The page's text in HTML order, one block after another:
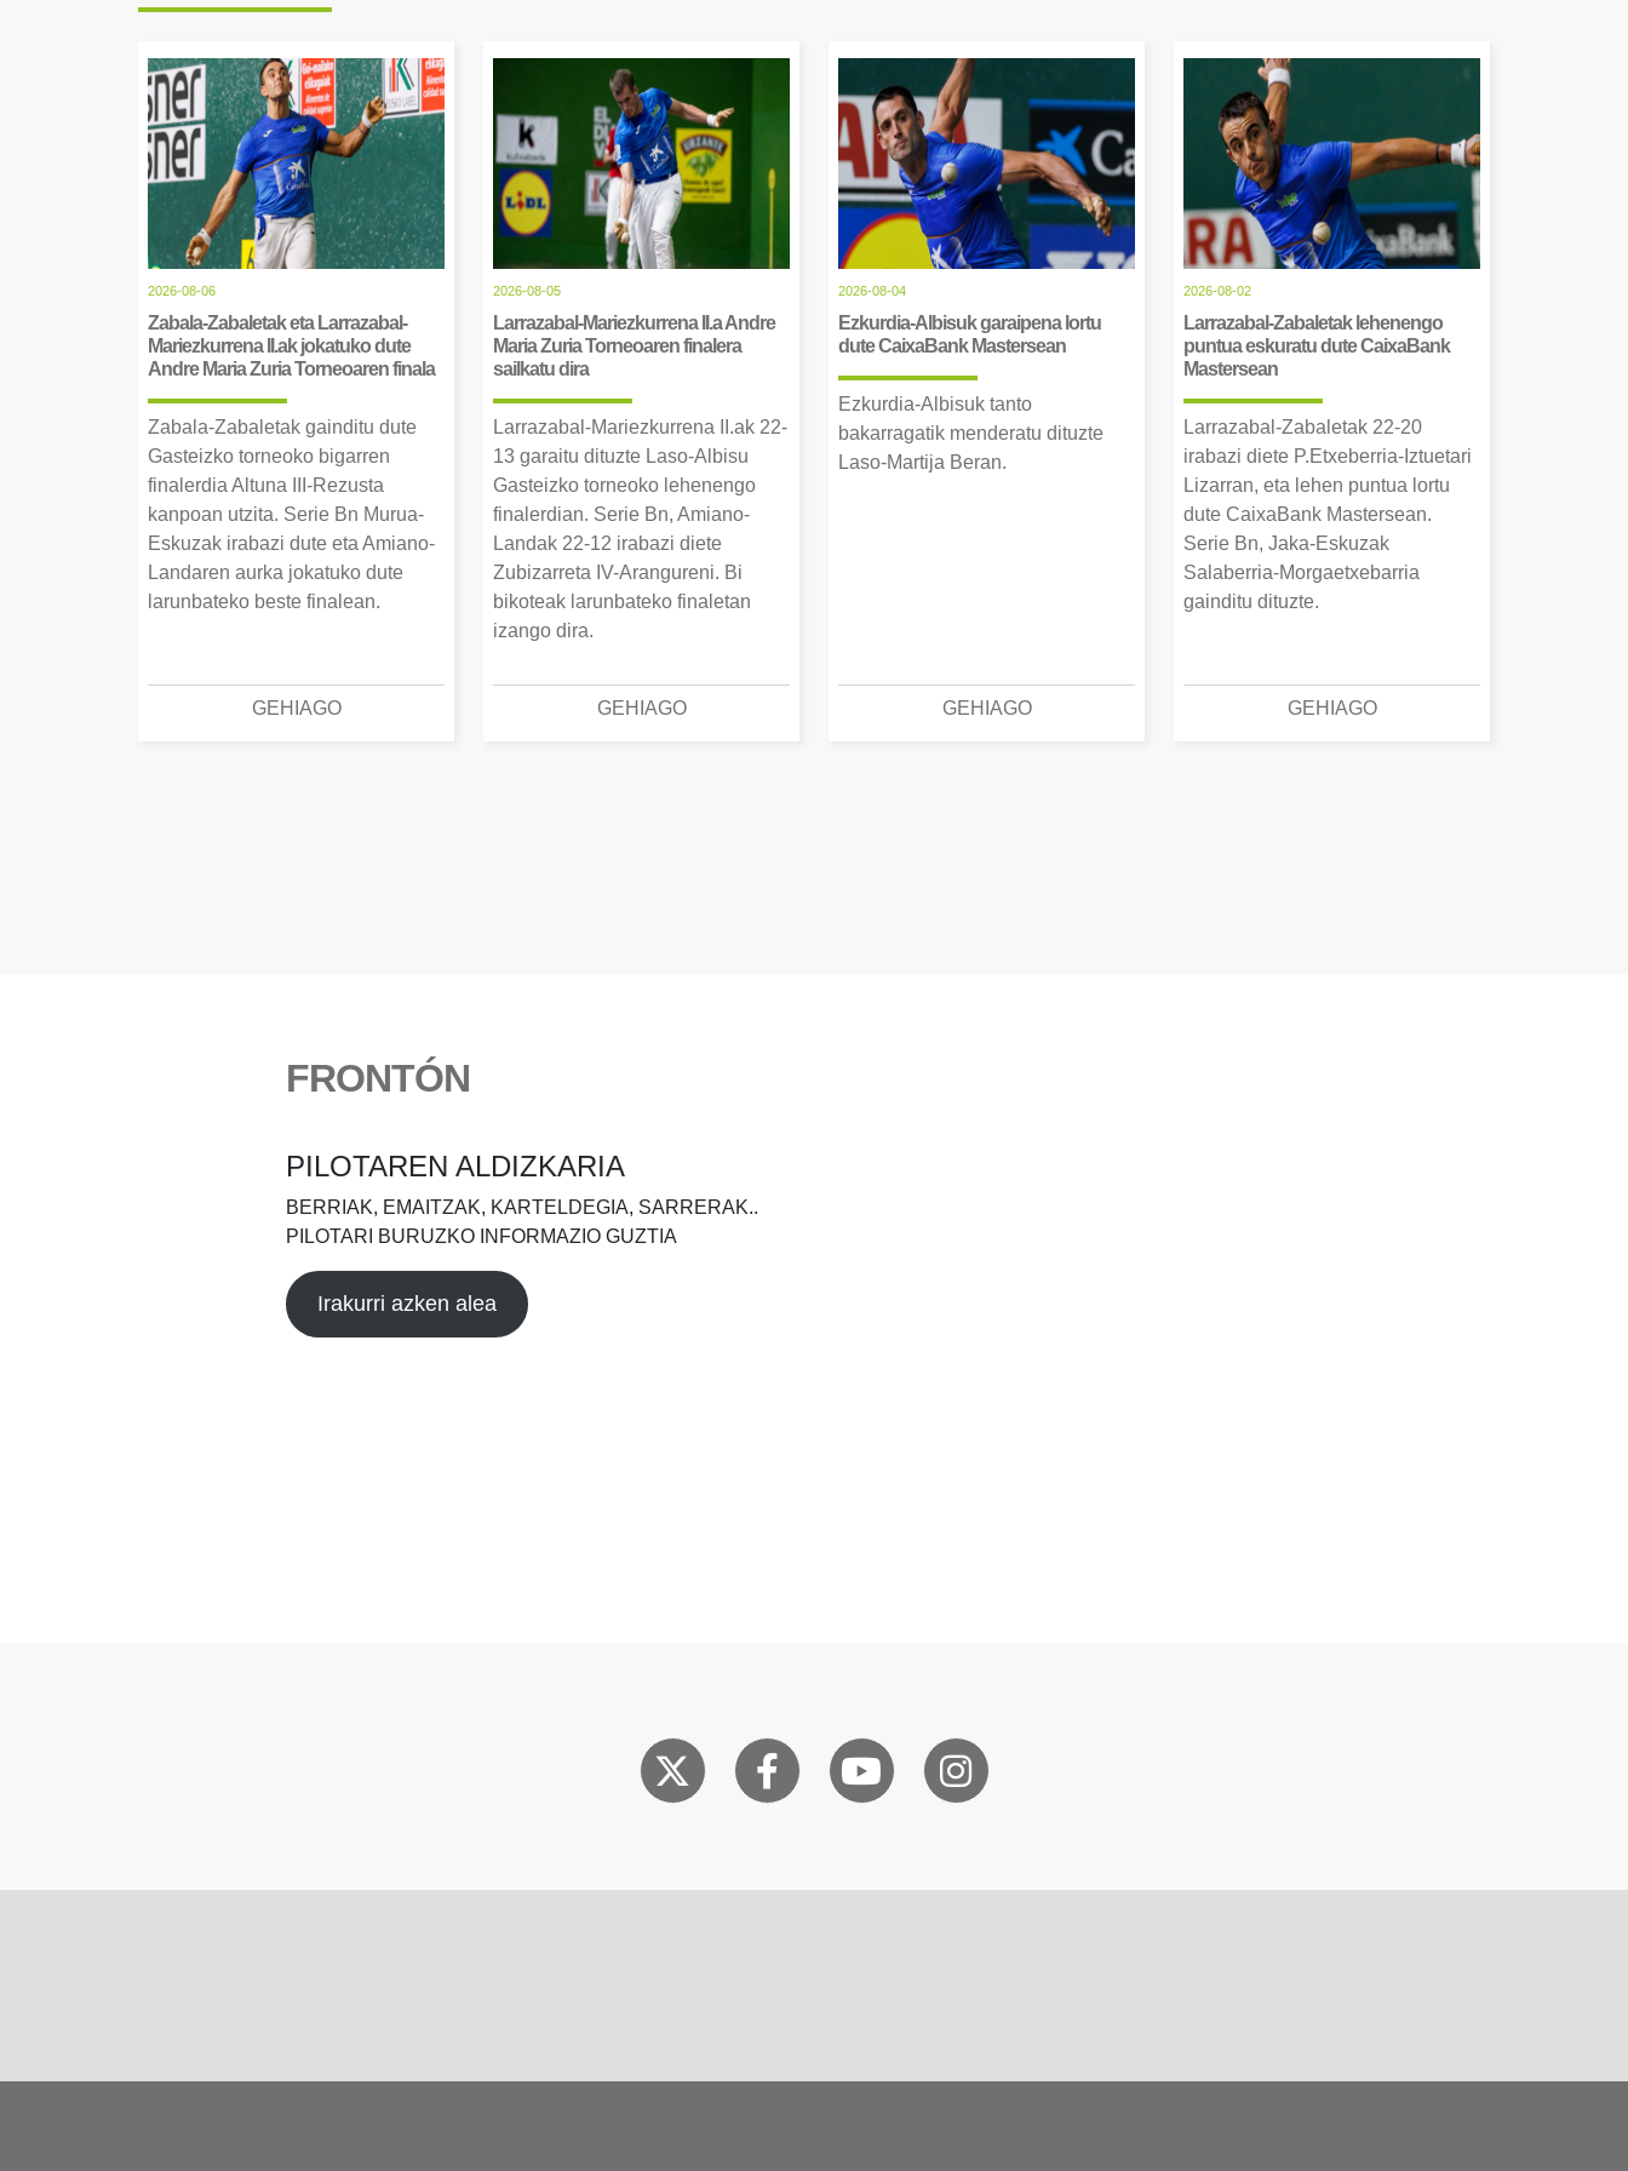
2026-08-06
Zabala-Zabaletak eta Larrazabal-
Mariezkurrena II.ak jokatuko dute
Andre Maria Zuria Torneoaren finala
Zabala-Zabaletak gainditu dute
Gasteizko torneoko bigarren
finalerdia Altuna III-Rezusta
kanpoan utzita. Serie Bn Murua-
Eskuzak irabazi dute eta Amiano-
Landaren aurka jokatuko dute
larunbateko beste finalean.
GEHIAGO
2026-08-05
Larrazabal-Mariezkurrena II.a Andre
Maria Zuria Torneoaren finalera
sailkatu dira
Larrazabal-Mariezkurrena II.ak 22-
13 garaitu dituzte Laso-Albisu
Gasteizko torneoko lehenengo
finalerdian. Serie Bn, Amiano-
Landak 22-12 irabazi diete
Zubizarreta IV-Arangureni. Bi
bikoteak larunbateko finaletan
izango dira.
GEHIAGO
2026-08-04
Ezkurdia-Albisuk garaipena lortu
dute CaixaBank Mastersean
Ezkurdia-Albisuk tanto
bakarragatik menderatu dituzte
Laso-Martija Beran.
GEHIAGO
2026-08-02
Larrazabal-Zabaletak lehenengo
puntua eskuratu dute CaixaBank
Mastersean
Larrazabal-Zabaletak 22-20
irabazi diete P.Etxeberria-Iztuetari
Lizarran, eta lehen puntua lortu
dute CaixaBank Mastersean.
Serie Bn, Jaka-Eskuzak
Salaberria-Morgaetxebarria
gainditu dituzte.
GEHIAGO
FRONTÓN
PILOTAREN ALDIZKARIA
BERRIAK, EMAITZAK, KARTELDEGIA, SARRERAK..
PILOTARI BURUZKO INFORMAZIO GUZTIA
Irakurri azken alea